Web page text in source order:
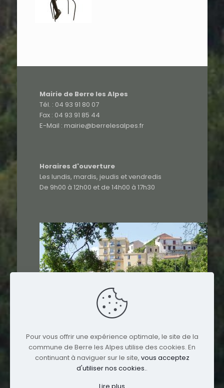
Mairie de Berre les Alpes
Tél. : 04 93 91 80 07
Fax : 04 93 91 85 44
E-Mail : mairie@berrelesalpes.fr
Horaires d'ouverture
Les lundis, mardis, jeudis et vendredis
De 9h00 à 12h00 et de 14h00 à 17h30
Pour vous offrir une expérience optimale, le site de la
commune de Berre les Alpes utilise des cookies. En
continuant à naviguer sur le site, vous acceptez
d'utiliser nos cookies..